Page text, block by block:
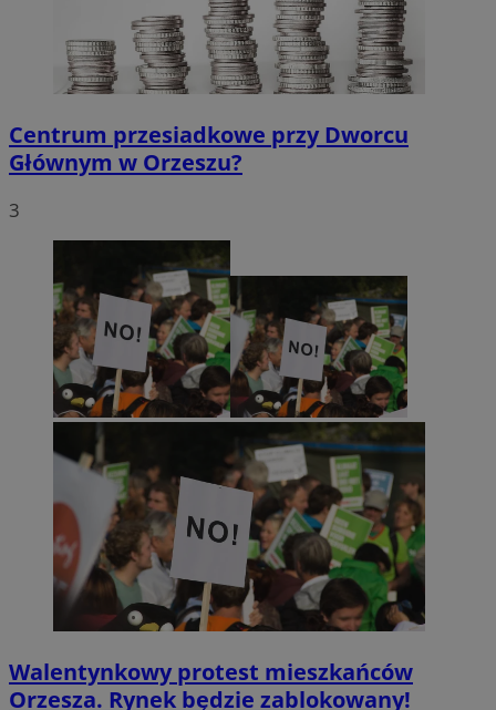
Centrum przesiadkowe przy Dworcu
Głównym w Orzeszu?
3
Walentynkowy protest mieszkańców
Orzesza. Rynek będzie zablokowany!